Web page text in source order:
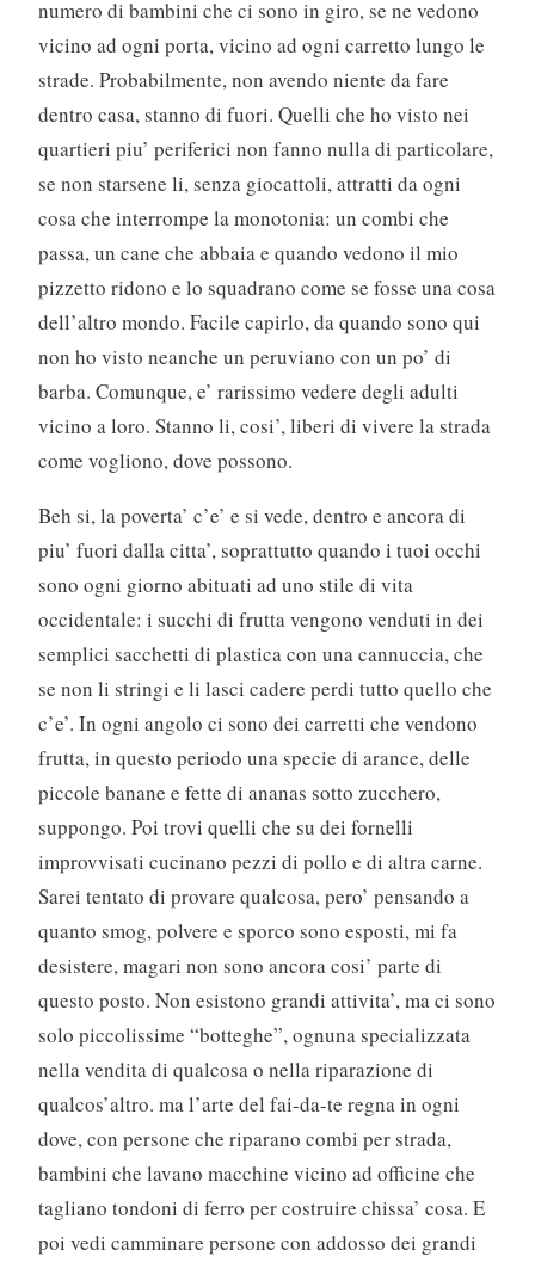
numero di bambini che ci sono in giro, se ne vedono
vicino ad ogni porta, vicino ad ogni carretto lungo le
strade. Probabilmente, non avendo niente da fare
dentro casa, stanno di fuori. Quelli che ho visto nei
quartieri piu’ periferici non fanno nulla di particolare,
se non starsene li, senza giocattoli, attratti da ogni
cosa che interrompe la monotonia: un combi che
passa, un cane che abbaia e quando vedono il mio
pizzetto ridono e lo squadrano come se fosse una cosa
dell’altro mondo. Facile capirlo, da quando sono qui
non ho visto neanche un peruviano con un po’ di
barba. Comunque, e’ rarissimo vedere degli adulti
vicino a loro. Stanno li, cosi’, liberi di vivere la strada
come vogliono, dove possono.
Beh si, la poverta’ c’e’ e si vede, dentro e ancora di
piu’ fuori dalla citta’, soprattutto quando i tuoi occhi
sono ogni giorno abituati ad uno stile di vita
occidentale: i succhi di frutta vengono venduti in dei
semplici sacchetti di plastica con una cannuccia, che
se non li stringi e li lasci cadere perdi tutto quello che
c’e’. In ogni angolo ci sono dei carretti che vendono
frutta, in questo periodo una specie di arance, delle
piccole banane e fette di ananas sotto zucchero,
suppongo. Poi trovi quelli che su dei fornelli
improvvisati cucinano pezzi di pollo e di altra carne.
Sarei tentato di provare qualcosa, pero’ pensando a
quanto smog, polvere e sporco sono esposti, mi fa
desistere, magari non sono ancora cosi’ parte di
questo posto. Non esistono grandi attivita’, ma ci sono
solo piccolissime “botteghe”, ognuna specializzata
nella vendita di qualcosa o nella riparazione di
qualcos’altro. ma l’arte del fai-da-te regna in ogni
dove, con persone che riparano combi per strada,
bambini che lavano macchine vicino ad officine che
tagliano tondoni di ferro per costruire chissa’ cosa. E
poi vedi camminare persone con addosso dei grandi